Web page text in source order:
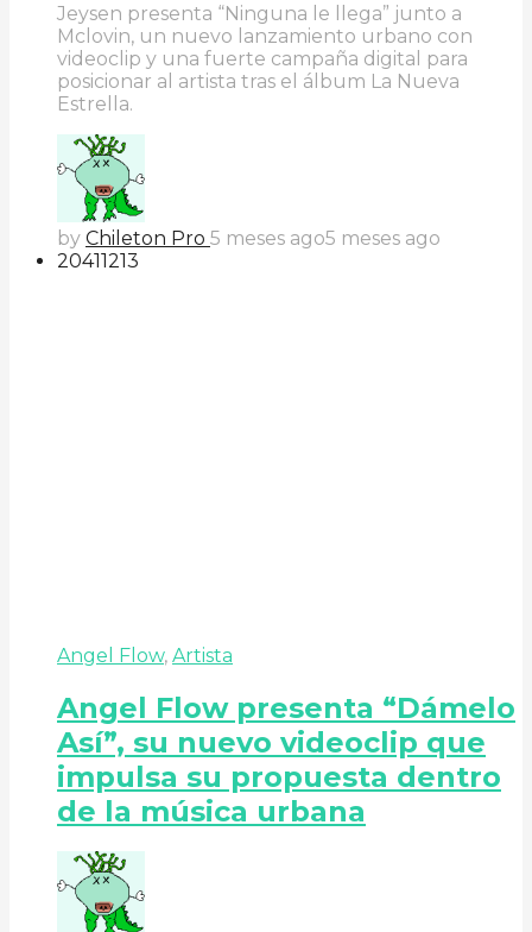
Jeysen presenta “Ninguna le llega” junto a
Mclovin, un nuevo lanzamiento urbano con
videoclip y una fuerte campaña digital para
posicionar al artista tras el álbum La Nueva
Estrella.
by Chileton Pro 5 meses ago5 meses ago
20411213
Angel Flow, Artista
Angel Flow presenta “Dámelo
Así”, su nuevo videoclip que
impulsa su propuesta dentro
de la música urbana